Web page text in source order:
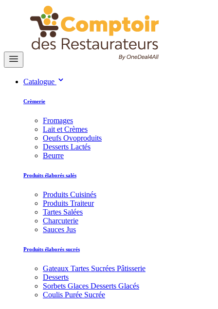
Catalogue
Crèmerie
Fromages
Lait et Crèmes
Oeufs Ovoproduits
Desserts Lactés
Beurre
Produits élaborés salés
Produits Cuisinés
Produits Traiteur
Tartes Salées
Charcuterie
Sauces Jus
Produits élaborés sucrés
Gateaux Tartes Sucrées Pâtisserie
Desserts
Sorbets Glaces Desserts Glacés
Coulis Purée Sucrée